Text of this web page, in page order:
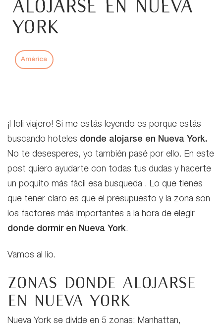
alojarse en Nueva
York
América
¡Holi viajero! Si me estás leyendo es porque estás
buscando hoteles donde alojarse en Nueva York.
No te desesperes, yo también pasé por ello. En este
post quiero ayudarte con todas tus dudas y hacerte
un poquito más fácil esa busqueda . Lo que tienes
que tener claro es que el presupuesto y la zona son
los factores más importantes a la hora de elegir
donde dormir en Nueva York.
Vamos al lío.
Zonas donde alojarse
en Nueva York
Nueva York se divide en 5 zonas: Manhattan,